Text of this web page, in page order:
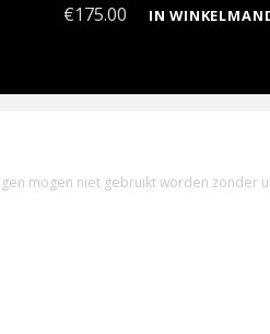
€175.00 IN
mogen niet gebruikt worden zonder